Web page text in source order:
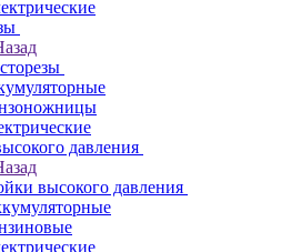
давления
высокого давления